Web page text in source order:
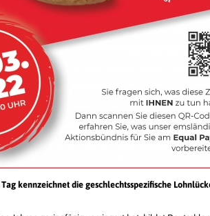
kennzeichnet die geschlechtsspezifische